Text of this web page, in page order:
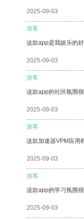
2025-09-03
游客
这款app是我娱乐的
2025-09-03
游客
这款app的社区氛围
2025-09-03
游客
这款加速器VPM应用
2025-09-03
游客
这款app的学习氛围
2025-09-03